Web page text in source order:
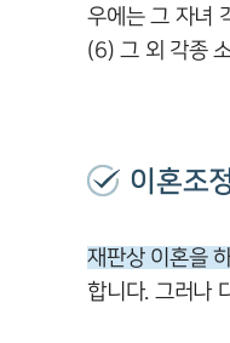
우에는 그 자녀
(6) 그 외 각종
이혼조
재판상 이혼을
합니다. 그러나